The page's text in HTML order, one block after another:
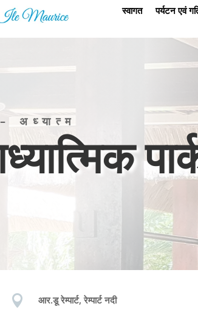
स्वागत पर्यटन एवं
अध्यात्म
 आर.डू रेम्पार्ट, रेम्पार्ट नदी